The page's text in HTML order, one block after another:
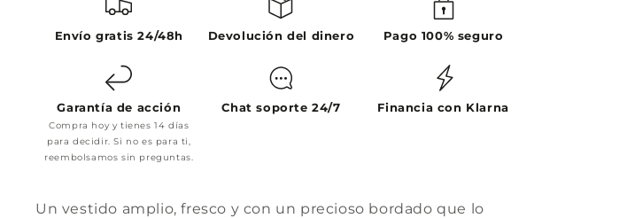
Envío gratis 24/48h Devolución del dinero Pago 100% seguro
Garantía de acción
Compra hoy y tienes 14 días
para decidir. Si no es para ti,
reembolsamos sin preguntas.
Chat soporte 24/7 Financia con Klarna
Un vestido amplio, fresco y con un precioso bordado que lo